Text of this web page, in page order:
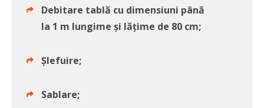
Debitare tablă cu dimensiuni până
la 1 m lungime și lățime de 80 cm;
Șlefuire;
Sablare;